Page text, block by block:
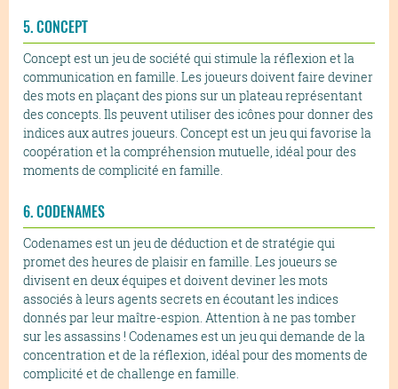
5. CONCEPT
Concept est un jeu de société qui stimule la réflexion et la
communication en famille. Les joueurs doivent faire deviner
des mots en plaçant des pions sur un plateau représentant
des concepts. Ils peuvent utiliser des icônes pour donner des
indices aux autres joueurs. Concept est un jeu qui favorise la
coopération et la compréhension mutuelle, idéal pour des
moments de complicité en famille.
6. CODENAMES
Codenames est un jeu de déduction et de stratégie qui
promet des heures de plaisir en famille. Les joueurs se
divisent en deux équipes et doivent deviner les mots
associés à leurs agents secrets en écoutant les indices
donnés par leur maître-espion. Attention à ne pas tomber
sur les assassins ! Codenames est un jeu qui demande de la
concentration et de la réflexion, idéal pour des moments de
complicité et de challenge en famille.